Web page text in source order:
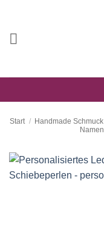
springen
Start / Handmade Schmuck
Namen